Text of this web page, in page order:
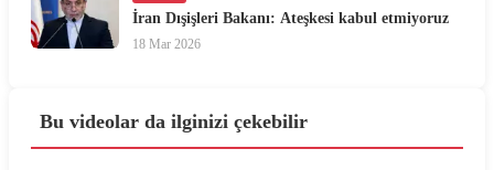
İran Dışişleri Bakanı: Ateşkesi kabul etmiyoruz
18 Mar 2026
Bu videolar da ilginizi çekebilir